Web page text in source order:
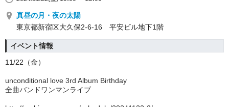
真昼の月・夜の太陽
東京都新宿区大久保2-6-16 平安ビル地下1階
イベント情報
11/22 （金）
unconditional love 3rd Album Birthday
全曲バンドワンマンライブ